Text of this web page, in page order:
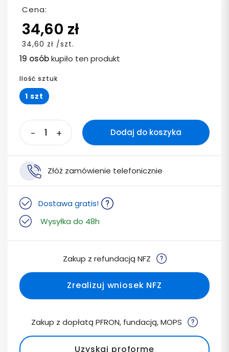
Cena:
34,60 zł
34,60 zł /szt.
19 osóbkupiło ten produkt
Ilość sztuk
1 szt
- + Dodaj do koszyka
Złóż zamówienie telefonicznie
Dostawa gratis!
Wysyłka do 48h
Zakup z refundacją NFZ
Zrealizuj wniosek NFZ
Zakup z dopłatą PFRON, fundacją, MOPS
Uzyskaj proformę